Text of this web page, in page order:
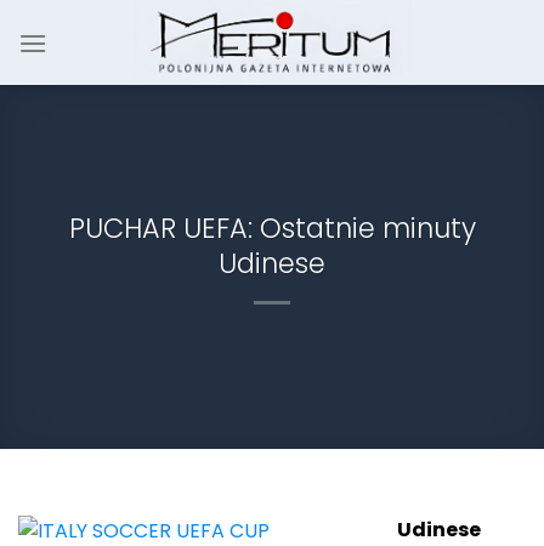
PUCHAR UEFA: Ostatnie minuty
Udinese
Udinese